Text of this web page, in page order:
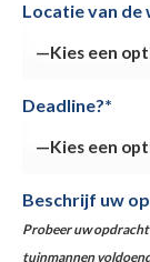
Locatie van de
Deadline?*
Beschrijf uw
Probeer uw
tuinmannen